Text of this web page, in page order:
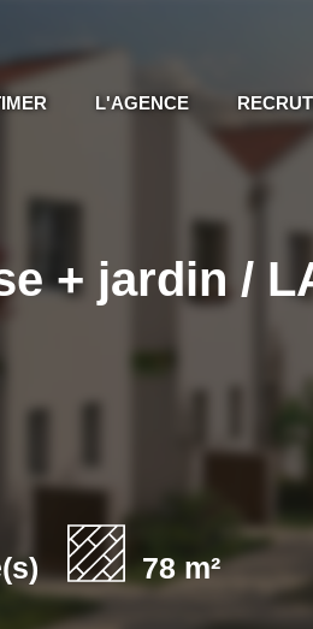
L'AGENCE
+ jardin /
78 m²